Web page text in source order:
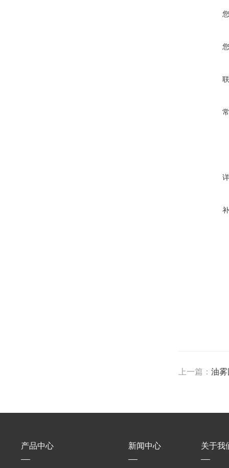
上一篇：油
产品中心 新闻中心 关于我